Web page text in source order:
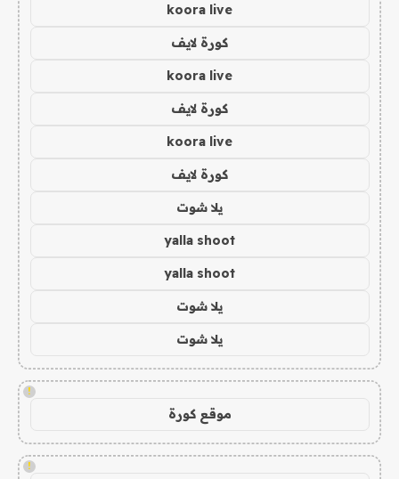
koora live
كورة لايف
koora live
كورة لايف
koora live
كورة لايف
يلا شوت
yalla shoot
yalla shoot
يلا شوت
يلا شوت
!
موقع كورة
!